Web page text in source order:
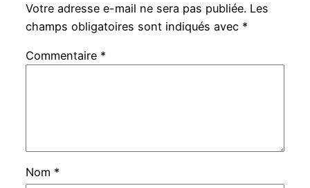
Votre adresse e-mail ne sera pas publiée. Les
champs obligatoires sont indiqués avec *
Commentaire *
Nom *